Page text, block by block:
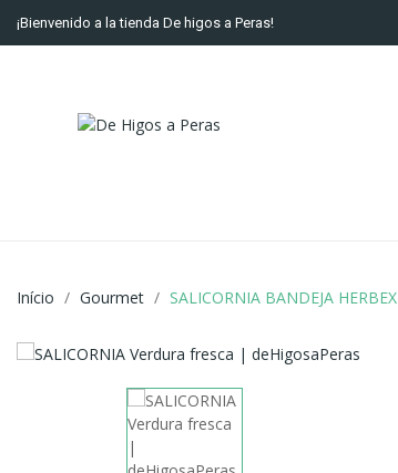
¡Bienvenido a la tienda De higos a Peras!
Início Gourmet SALICORNIA BANDEJA HERBEX